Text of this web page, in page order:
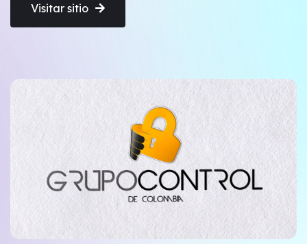
Visitar sitio